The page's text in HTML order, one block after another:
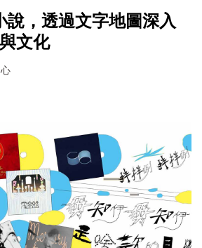
說，透過文字地圖深入
文化